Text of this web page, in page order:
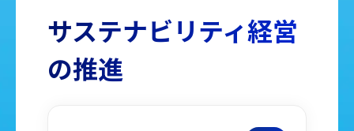
サステナビリティ経営
の推進